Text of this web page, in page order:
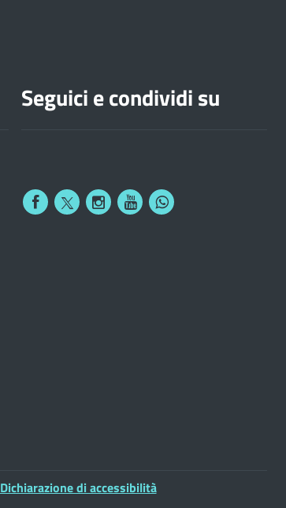
Seguici e condividi su
Dichiarazione di accessibilità